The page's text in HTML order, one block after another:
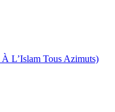
L’Islam Tous Azimuts)